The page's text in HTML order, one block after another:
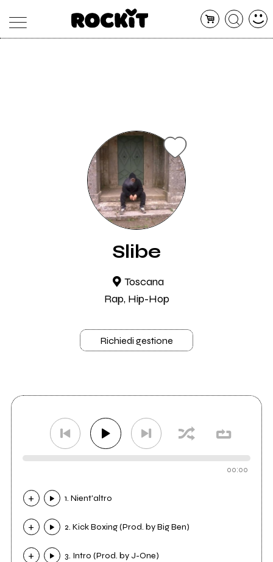
Slibe
Toscana
Rap, Hip-Hop
Richiedi gestione
00:00
1. Nient'altro
2. Kick Boxing (Prod. by Big Ben)
3. Intro (Prod. by J-One)